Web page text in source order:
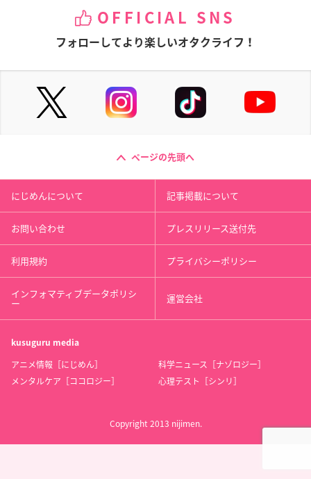
OFFICIAL SNS
フォローしてより楽しいオタクライフ！
ページの先頭へ
にじめんについて 記事掲載について
お問い合わせ プレスリリース送付先
利用規約 プライバシーポリシー
インフォマティブデータポリシ
ー 運営会社
kusuguru media
アニメ情報［にじめん］
科学ニュース［ナゾロジー］
メンタルケア［ココロジー］
心理テスト［シンリ］
Copyright 2013 nijimen.